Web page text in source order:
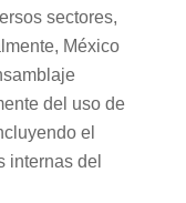
sectores,
México
del uso de
el
internas del